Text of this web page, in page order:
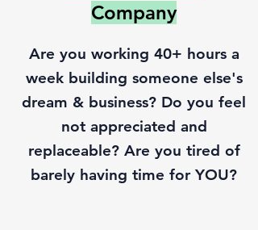
Company
Are you working 40+ hours a
week building someone else's
dream & business? Do you feel
not appreciated and
replaceable? Are you tired of
barely having time for YOU?